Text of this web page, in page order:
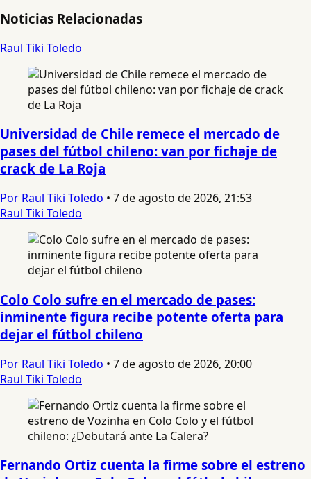
Noticias Relacionadas
Raul Tiki Toledo
Universidad de Chile remece el mercado de
pases del fútbol chileno: van por fichaje de
crack de La Roja
Por Raul Tiki Toledo • 7 de agosto de 2026, 21:53
Raul Tiki Toledo
Colo Colo sufre en el mercado de pases:
inminente figura recibe potente oferta para
dejar el fútbol chileno
Por Raul Tiki Toledo • 7 de agosto de 2026, 20:00
Raul Tiki Toledo
Fernando Ortiz cuenta la firme sobre el estreno